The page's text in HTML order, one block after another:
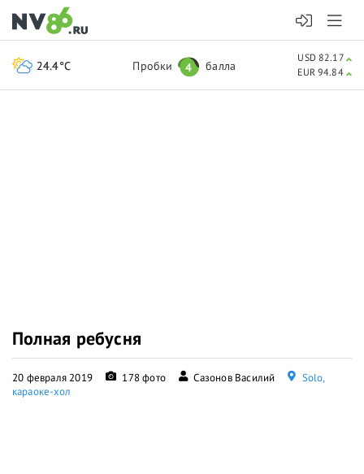
Полная ребусня
20 февраля 2019 178 фото Сазонов Василий
Solo,
караоке-хол
24.4°C Пробки 4 балла
USD 82.17
EUR 94.84